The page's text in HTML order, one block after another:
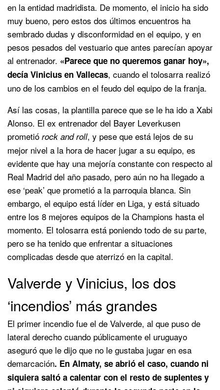
en la entidad madridista. De momento, el inicio ha sido
muy bueno, pero estos dos últimos encuentros ha
sembrado dudas y disconformidad en el equipo, y en
pesos pesados del vestuario que antes parecían apoyar
al entrenador. «Parece que no queremos ganar hoy»,
decía Vinicius en Vallecas, cuando el tolosarra realizó
uno de los cambios en el feudo del equipo de la franja.
Así las cosas, la plantilla parece que se le ha ido a Xabi
Alonso. El ex entrenador del Bayer Leverkusen
prometió rock and roll, y pese que está lejos de su
mejor nivel a la hora de hacer jugar a su equipo, es
evidente que hay una mejoría constante con respecto al
Real Madrid del año pasado, pero aún no ha llegado a
ese ‘peak’ que prometió a la parroquia blanca. Sin
embargo, el equipo está líder en Liga, y está situado
entre los 8 mejores equipos de la Champions hasta el
momento. El tolosarra está poniendo todo de su parte,
pero se ha tenido que enfrentar a situaciones
complicadas desde que aterrizó en la capital.
Valverde y Vinicius, los dos
‘incendios’ más grandes
El primer incendio fue el de Valverde, al que puso de
lateral derecho cuando públicamente el uruguayo
aseguró que le dijo que no le gustaba jugar en esa
demarcación. En Almaty, se abrió el caso, cuando ni
siquiera saltó a calentar con el resto de suplentes y